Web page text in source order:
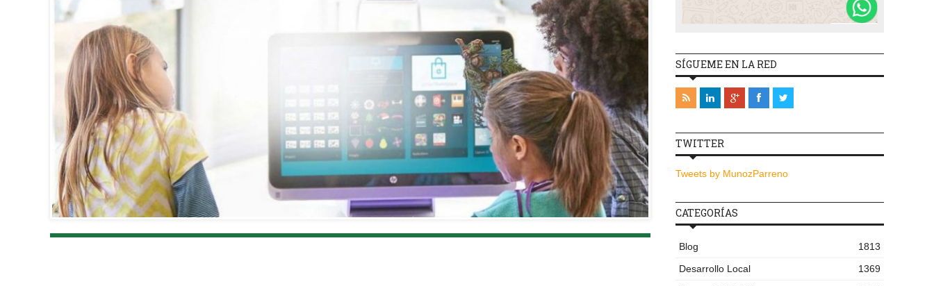
SÍGUEME EN LA RED
TWITTER
Tweets by MunozParreno
CATEGORÍAS
Blog
1813
Desarrollo Local
1369